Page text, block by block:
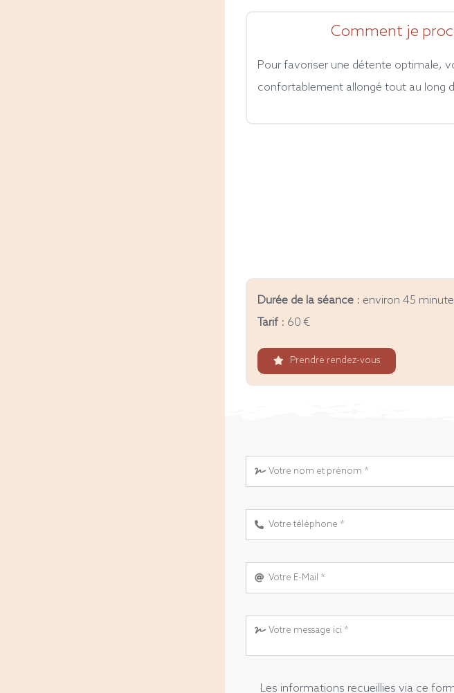
Comment je
Pour favoriser une détente optimale,
confortablement allongé tout au long
Durée de la séance: environ 45
Tarif: 60 €
Prendre rendez-vous
Les informations recueillies via ce